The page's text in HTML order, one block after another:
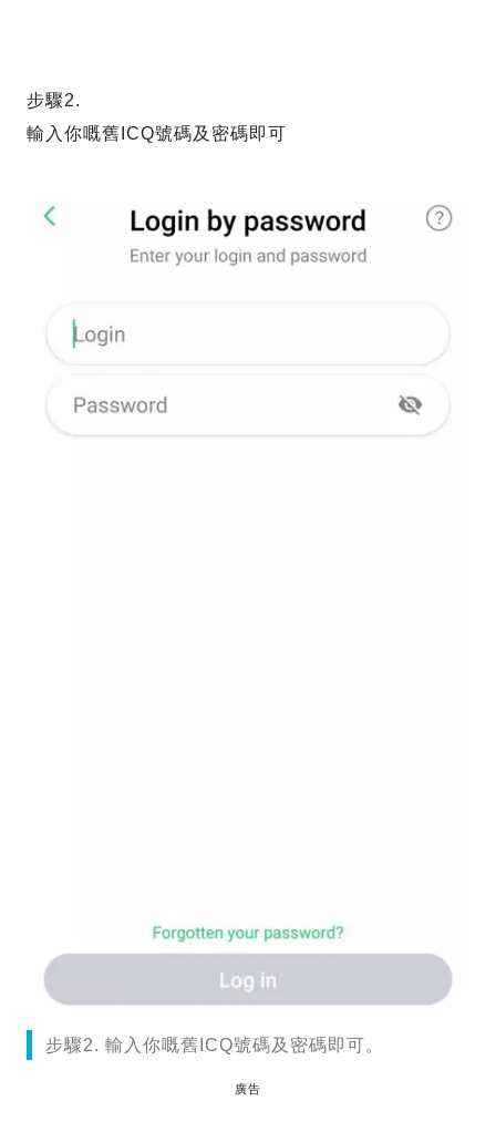
步驟2.
輸入你嘅舊ICQ號碼及密碼即可
步驟2. 輸入你嘅舊ICQ號碼及密碼即可。
廣告